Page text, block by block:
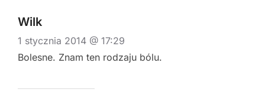
Wilk
1 stycznia 2014 @ 17:29
Bolesne. Znam ten rodzaju bólu.